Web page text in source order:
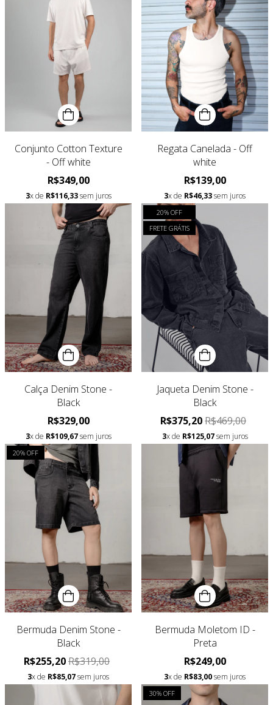
Conjunto Cotton Texture
- Off white
R$349,00
3x de R$116,33sem juros
Regata Canelada - Off
white
R$139,00
3x de R$46,33sem juros
Calça Denim Stone -
Black
R$329,00
3x de R$109,67sem juros
20% OFF
FRETE GRÁTIS
Jaqueta Denim Stone -
Black
R$375,20R$469,00
3x de R$125,07sem juros
20% OFF
Bermuda Denim Stone -
Black
R$255,20R$319,00
3x de R$85,07sem juros
Bermuda Moletom ID -
Preta
R$249,00
3x de R$83,00sem juros
30% OFF